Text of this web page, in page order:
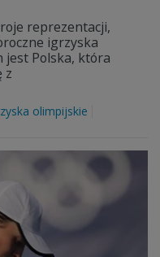
reprezentacji,
igrzyska
jest Polska, która
z
olimpijskie